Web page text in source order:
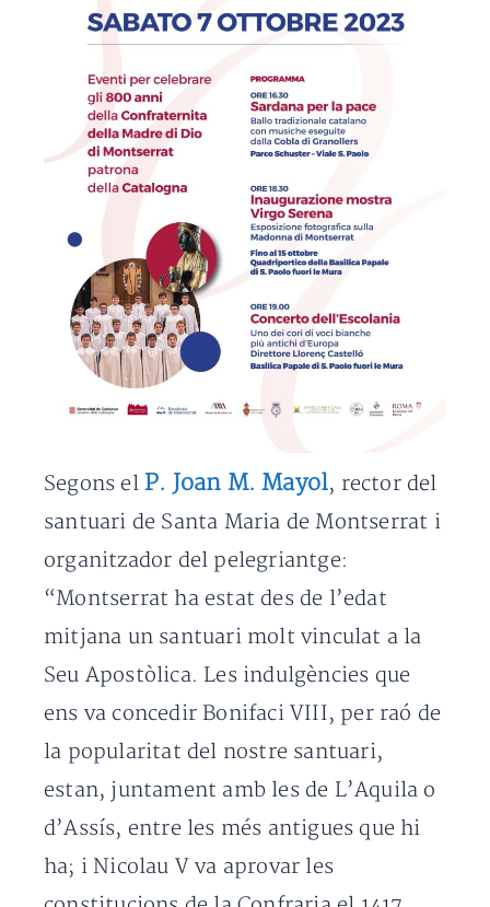
Segons elP. Joan M. Mayol, rector del
santuari de Santa Maria de Montserrat i
organitzador del pelegriantge:
“Montserrat ha estat des de l’edat
mitjana un santuari molt vinculat a la
Seu Apostòlica. Les indulgències que
ens va concedir Bonifaci VIII, per raó de
la popularitat del nostre santuari,
estan, juntament amb les de L’Aquila o
d’Assís, entre les més antigues que hi
ha; i Nicolau V va aprovar les